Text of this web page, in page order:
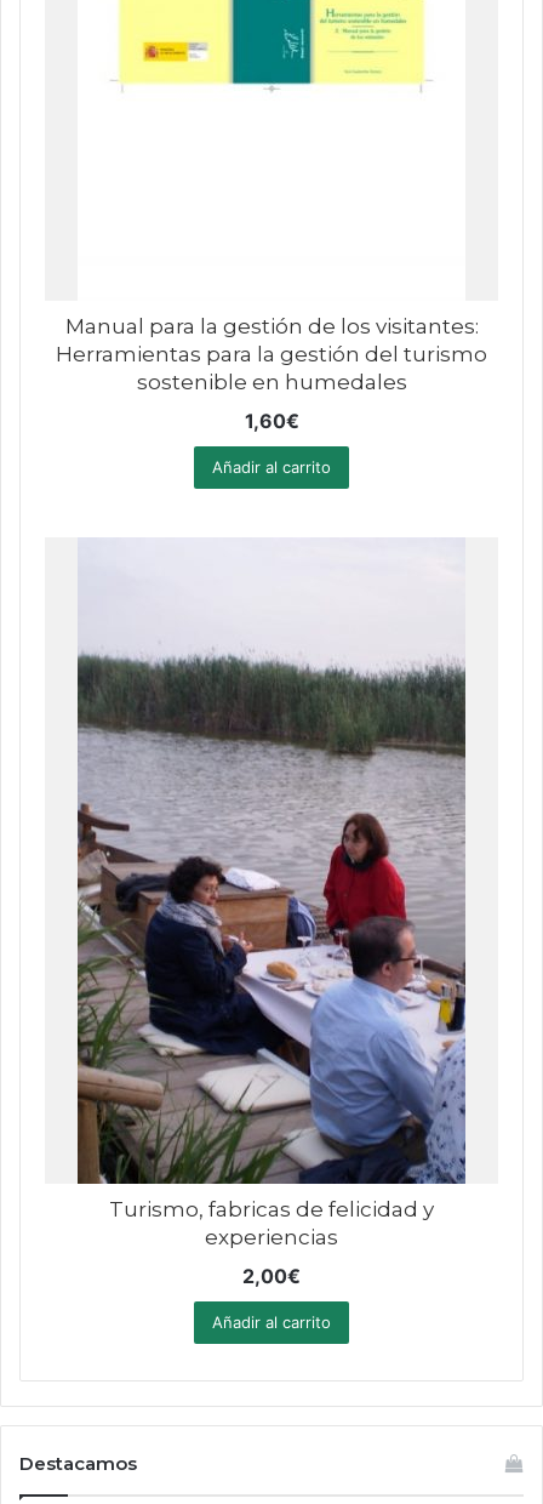
Manual para la gestión de los visitantes:
Herramientas para la gestión del turismo
sostenible en humedales
1,60€
Añadir al carrito
Turismo, fabricas de felicidad y
experiencias
2,00€
Añadir al carrito
Destacamos